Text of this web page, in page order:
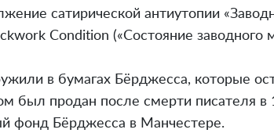
сатирической антиутопии
Condition («Состояние заводного
в бумагах Бёрджесса, которые
был продан после смерти писателя в
фонд Бёрджесса в Манчестере.